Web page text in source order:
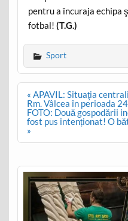
pentru a încuraja echipa
fotbal! (T.G.)
Sport
Post
navigation
« APAVIL: Situaţia
Rm. Vâlcea în perioada
FOTO: Două gospodării
fost pus intenționat! O
»